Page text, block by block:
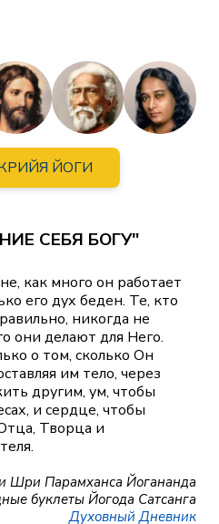
ЙОГИ
СЕБЯ БОГУ"
как много он работает
его дух беден. Те, кто
никогда не
они делают для Него.
о том, сколько Он
им тело, через
другим, ум, чтобы
и сердце, чтобы
Творца и
Шри Парамханса Йогананда
буклеты Йогода Сатсанга
Духовный Дневник